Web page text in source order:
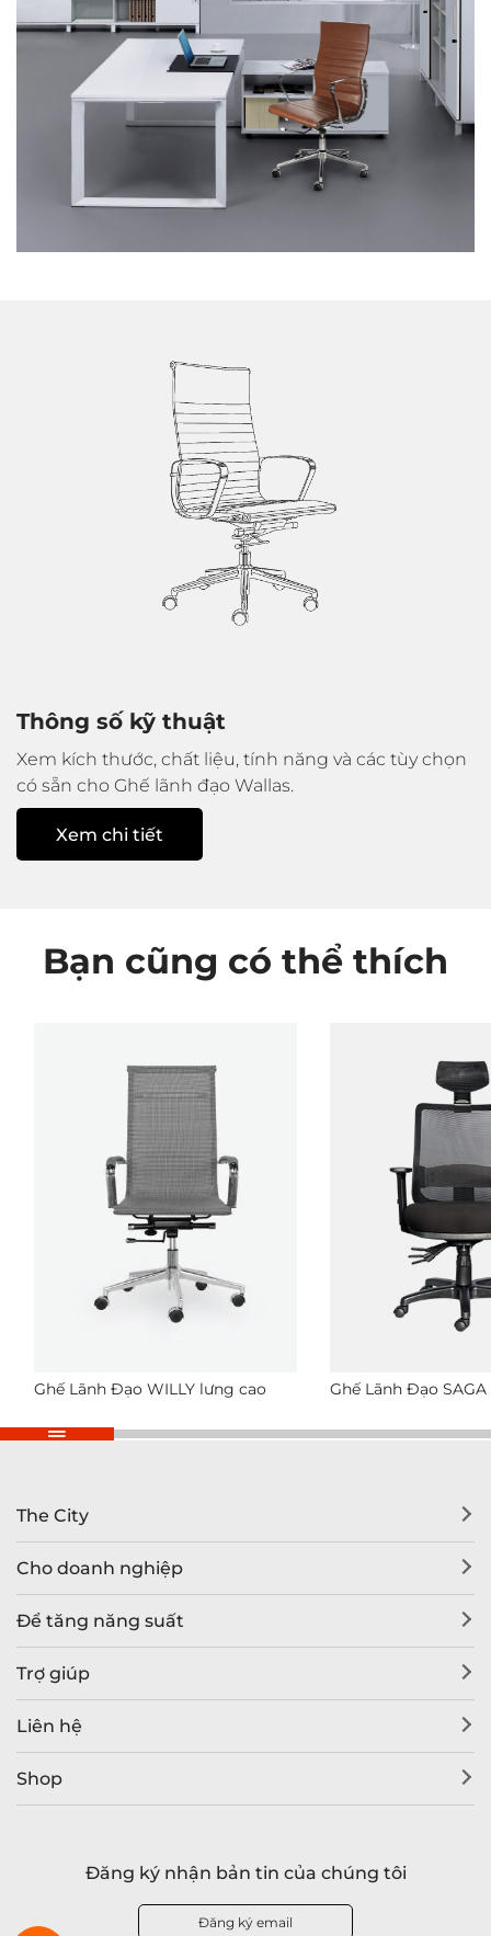
Thông số kỹ thuật
Xem kích thước, chất liệu, tính năng và các tùy chọn
có sẵn cho Ghế lãnh đạo Wallas.
Xem chi tiết
Bạn cũng có thể thích
Ghế Lãnh Đạo WILLY lưng cao Ghế Lãnh Đạo SAGA
The City
Cho doanh nghiệp
Để tăng năng suất
Trợ giúp
Liên hệ
Shop
Đăng ký nhận bản tin của chúng tôi
Đăng ký email